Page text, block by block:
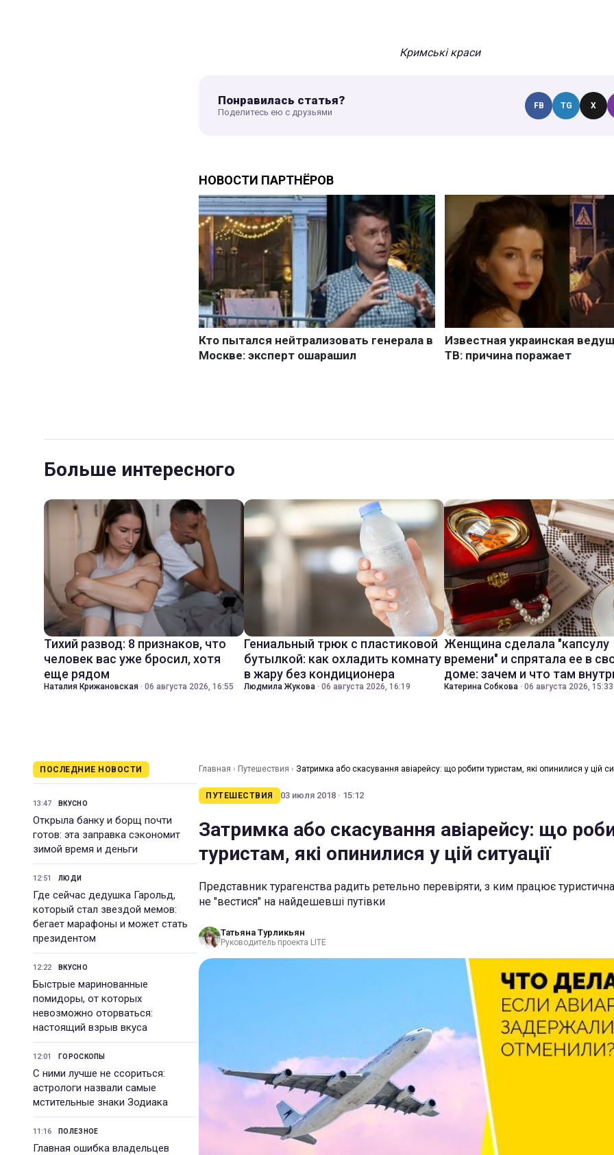
Кримські краси
Понравилась статья?
Поделитесь ею с друзьями
FB TG X
Больше интересного
Тихий развод: 8 признаков, что
человек вас уже бросил, хотя
еще рядом
Наталия Крижановская · 06 августа 2026, 16:55
Гениальный трюк с пластиковой
бутылкой: как охладить комнату
в жару без кондиционера
Людмила Жукова · 06 августа 2026, 16:19
Женщина сделала "капсулу
времени" и спрятала ее в
доме: зачем и что там
Катерина Собкова · 06 августа 2026, 15:33
ПОСЛЕДНИЕ НОВОСТИ
13:47 ВКУСНО
Открыла банку и борщ почти
готов: эта заправка сэкономит
зимой время и деньги
12:51 ЛЮДИ
Где сейчас дедушка Гарольд,
который стал звездой мемов:
бегает марафоны и может стать
президентом
12:22 ВКУСНО
Быстрые маринованные
помидоры, от которых
невозможно оторваться:
настоящий взрыв вкуса
12:01 ГОРОСКОПЫ
С ними лучше не ссориться:
астрологи назвали самые
мстительные знаки Зодиака
11:16 ПОЛЕЗНОЕ
Главная ошибка владельцев
Главная › Путешествия › Затримка або скасування авіарейсу: що робити туристам, які опинилися у цій
ПУТЕШЕСТВИЯ 03 июля 2018 · 15:12
Затримка або скасування авіарейсу: що
туристам, які опинилися у цій ситуації
Представник турагенства радить ретельно перевіряти, з ким працює туристична
не "вестися" на найдешевші путівки
Татьяна Турликьян
Руководитель проекта LITE